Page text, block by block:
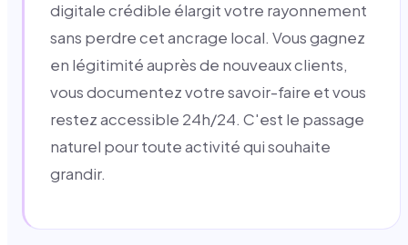
digitale crédible élargit votre rayonnement
sans perdre cet ancrage local. Vous gagnez
en légitimité auprès de nouveaux clients,
vous documentez votre savoir-faire et vous
restez accessible 24h/24. C'est le passage
naturel pour toute activité qui souhaite
grandir.